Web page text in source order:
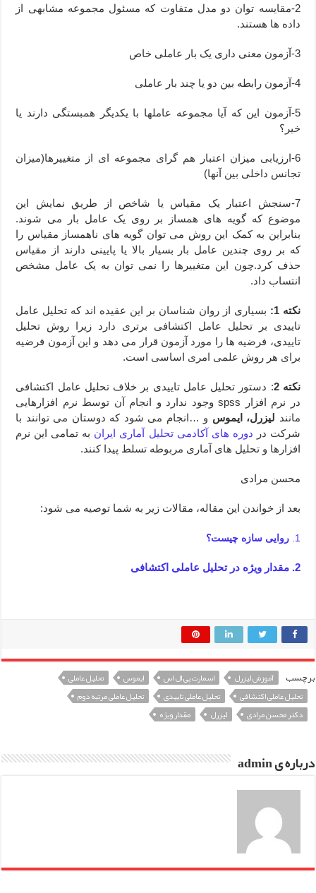
2-مقایسه توان دو مدل متفاوت که مسئول مجموعه مشابهی از
داده ها هستند.
3-آزمون معنی داری یک بار عاملی خاص
4-آزمون رابطه بین دو یا چند بار عاملی
5-آزمون این که آیا مجموعه عاملها با یکدیگر همبستگی دارند یا
خیر؟
6-ارزیابی میزان اعتبار هم گرای مجموعه ای از متغییرها(میزان
تجانس داخلی بین آنها)
7-سنجش اعتبار یک مقیاس یا شاخص از طریق نمایش این
موضوع که گویه های همساز بر روی یک عامل بار می شوند.
بنابراین به کمک این روش می توان گویه های ناهمساز مقیاس را
که بر روی چندین عامل بار بسیار بالا یا پایینی دارند از مقیاس
حذف کرد.چون این متغییرها را نمی توان به یک عامل مشخص
انتساب داد.
نکته 1:
بسیاری از روان شناسان بر این عقیده اند که تحلیل عامل
تاییدی بر تحلیل عامل اکتشافی برتری دارد زیرا روش تحلیل
تاییدی، فرضیه ها را مورد آزمون قرار می دهد و این آزمون فرضیه
برای هر روش علمی امری اساسی است.
نکته 2 : دستور تحلیل عامل تاییدی بر خلاف تحلیل عامل اکتشافی
در نرم افزار spssوجود ندارد و انجام آن توسط نرم افزارهایی
مانند لیزرل، ایموس و …انجام می شود که دوستان می توانند با
شرکت در دوره های آکادمی تحلیل آماری ایران به تمامی این نرم
افزارها و تحلیل های آماری مربوطه تسلط پیدا کنند.
محسن مرادی
بعد از خواندن این مقاله، مقالات زیر به شما توصیه می شود:
1. روایی سازه چیست؟
2. مقدار ویژه در تحلیل عاملی اکتشافی
برچسب آموزش لیزرل اسمارت پی ال اس ایموس
تحلیل عاملی
تحلیل عاملی اکتشافی
تحلیل عاملی تاییدی
تحلیل عاملی مرتبه دوم
دکتر محسن مرادی
لیزرل مقدار ویژه
درباره ی admin